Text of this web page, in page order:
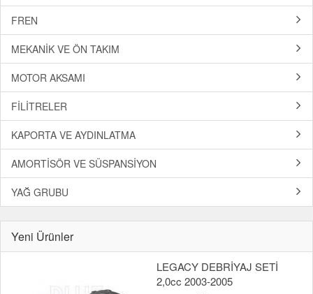
FREN
MEKANİK VE ÖN TAKIM
MOTOR AKSAMI
FİLİTRELER
KAPORTA VE AYDINLATMA
AMORTİSÖR VE SÜSPANSİYON
YAĞ GRUBU
Yeni Ürünler
LEGACY DEBRİYAJ SETİ
2,0cc 2003-2005